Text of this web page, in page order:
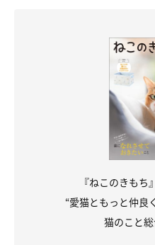
参考／「ねこのきもち」2017
た！？不思議だけど愛おしい
乳動物学者 「ねこの博物館」
※写真はスマホアプリ「いぬ
※記事と写真に関連性はあり
『ねこのきも
“愛猫ともっと仲良
猫のこと総